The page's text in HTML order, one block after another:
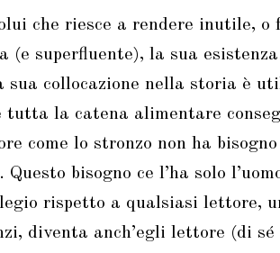
che riesce a rendere inutile, o
(e superfluente), la sua
sua collocazione nella storia è
la catena alimentare
come lo stronzo non ha
bisogno ce l’ha solo
rispetto a qualsiasi lettore,
diventa anch’egli lettore (di